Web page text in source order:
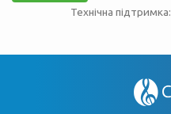
Технічна підтримка: